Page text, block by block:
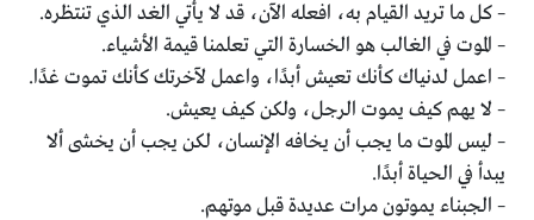
– كل ما تريد القيام به، افعله الآن، قد لا يأتي الغد الذي تنتظره.
– الموت في الغالب هو الخسارة التي تعلمنا قيمة الأشياء.
– اعمل لدنياك كأنك تعيش أبدًا، واعمل لآخرتك كأنك تموت غدًا.
– لا يهم كيف يموت الرجل، ولكن كيف يعيش.
– ليس الموت ما يجب أن يخافه الإنسان، لكن يجب أن يخشى ألا
يبدأ في الحياة أبدًا.
– الجبناء يموتون مرات عديدة قبل موتهم.